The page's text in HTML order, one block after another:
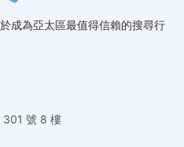
成為亞太區最值得信賴的搜尋行
301 號 8 樓